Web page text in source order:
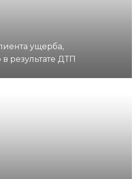
ущерба,
результате ДТП